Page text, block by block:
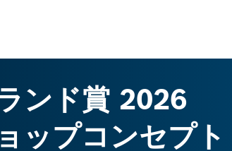
ンド賞 2026
ップコンセプト